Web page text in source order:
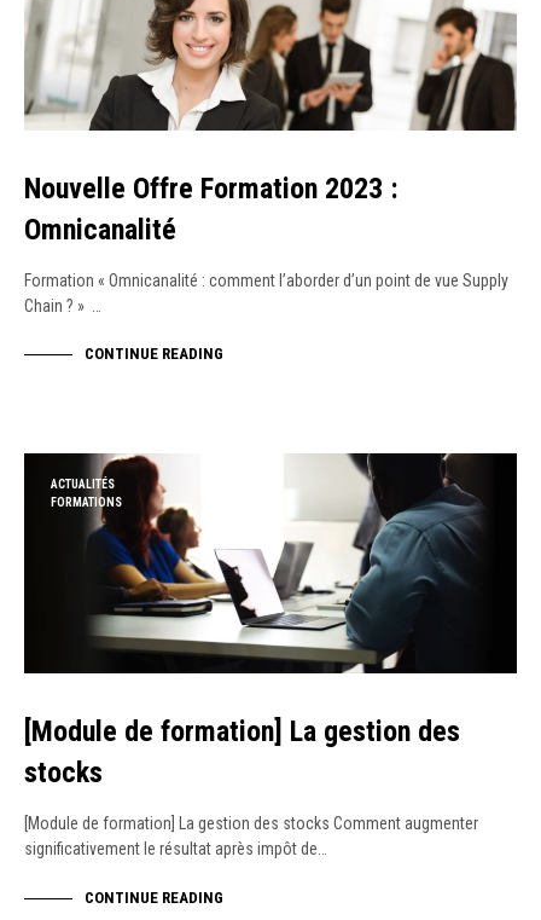
Nouvelle Offre Formation 2023 :
Omnicanalité
Formation « Omnicanalité : comment l’aborder d’un point de vue Supply
Chain ? » …
CONTINUE READING
ACTUALITÉS
FORMATIONS
[Module de formation] La gestion des
stocks
[Module de formation] La gestion des stocks Comment augmenter
significativement le résultat après impôt de…
CONTINUE READING